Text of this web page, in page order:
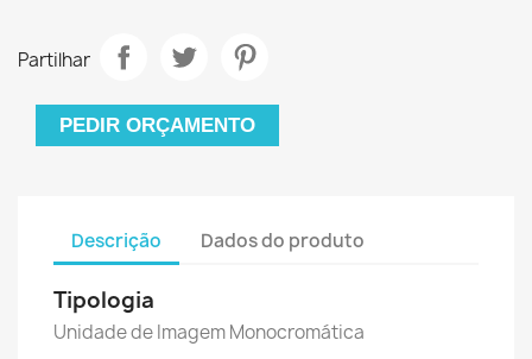
Partilhar
PEDIR ORÇAMENTO
Descrição Dados do produto
Tipologia
Unidade de Imagem Monocromática